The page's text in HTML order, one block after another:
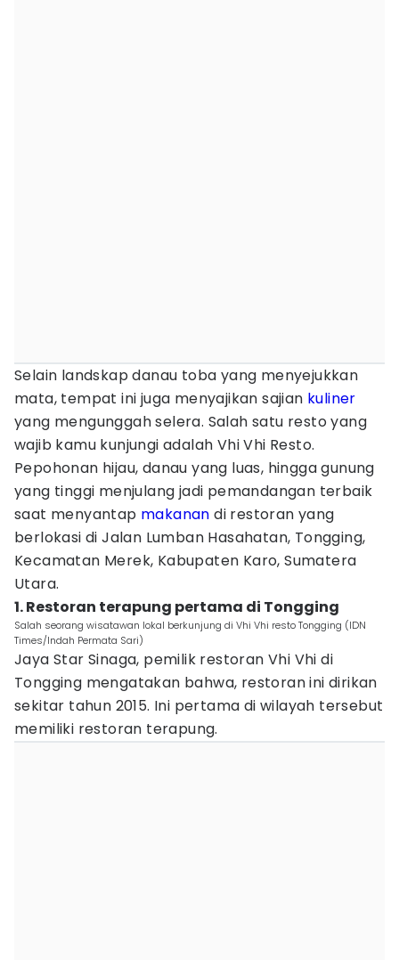
Selain landskap danau toba yang menyejukkan
mata, tempat ini juga menyajikan sajian kuliner
yang mengunggah selera. Salah satu resto yang
wajib kamu kunjungi adalah Vhi Vhi Resto.
Pepohonan hijau, danau yang luas, hingga gunung
yang tinggi menjulang jadi pemandangan terbaik
saat menyantap makanan di restoran yang
berlokasi di Jalan Lumban Hasahatan, Tongging,
Kecamatan Merek, Kabupaten Karo, Sumatera
Utara.
1. Restoran terapung pertama di Tongging
Salah seorang wisatawan lokal berkunjung di Vhi Vhi resto Tongging (IDN
Times/Indah Permata Sari)
Jaya Star Sinaga, pemilik restoran Vhi Vhi di
Tongging mengatakan bahwa, restoran ini dirikan
sekitar tahun 2015. Ini pertama di wilayah tersebut
memiliki restoran terapung.